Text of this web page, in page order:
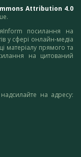
Attribution 4.0
посилання на
у сфері онлайн-медіа
матеріалу прямого та
на цитований
на адресу: